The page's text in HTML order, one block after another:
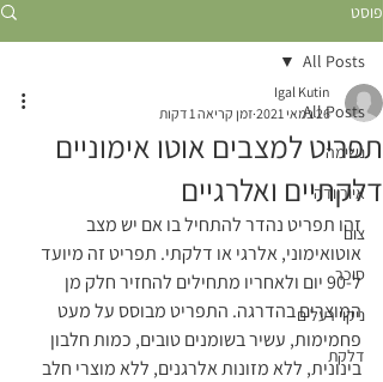
פוסט
All Posts
נשימה
איורוודה
צום
סוכר
ניקוי רעלים
דלקת
All Posts
תפריט למצבים אוטו אימוניים
דלקתיים ואלרגיים
Igal Kutin
26 במאי 2021
זמן קריאה 1 דקות
זהו תפריט נהדר להתחיל בו אם יש מצב
אוטואימוני, אלרגי או דלקתי. תפריט זה מיועד
ל-90 יום ולאחריו מתחילים להחזיר חלק מן
המוצרים בהדרגה. התפריט מבוסס על מעט
פחמימות, עשיר בשומנים טובים, כמות חלבון
בינונית, ללא מזונות אלרגנים, ללא מוצרי חלב